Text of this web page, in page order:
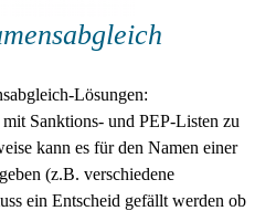
Lösungen:
Sanktions- und PEP-Listen zu
kann es für den Namen einer
(z.B. verschiedene
ein Entscheid gefällt werden ob